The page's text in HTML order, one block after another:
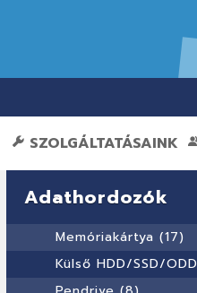
SZOLGÁLTATÁSAINK
Adathordozók
Memóriakártya (17)
Külső HDD/SSD/